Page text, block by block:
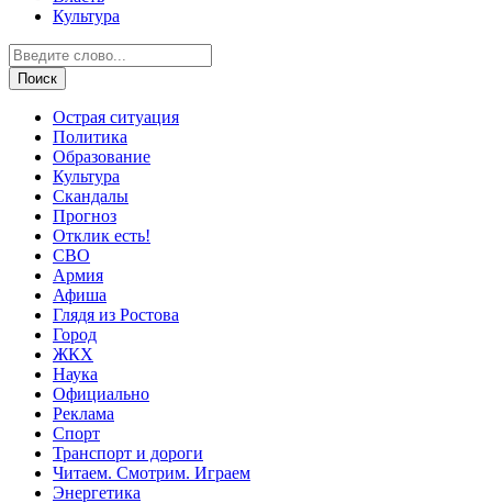
Культура
Острая ситуация
Политика
Образование
Культура
Скандалы
Прогноз
Отклик есть!
СВО
Армия
Афиша
Глядя из Ростова
Город
ЖКХ
Наука
Официально
Реклама
Спорт
Транспорт и дороги
Читаем. Смотрим. Играем
Энергетика